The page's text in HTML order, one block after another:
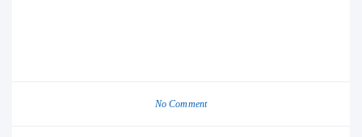
No Comment